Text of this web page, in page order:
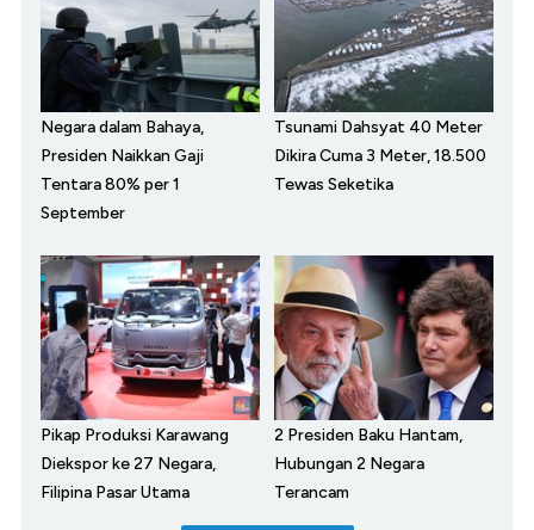
Negara dalam Bahaya,
Presiden Naikkan Gaji
Tentara 80% per 1
September
Tsunami Dahsyat 40 Meter
Dikira Cuma 3 Meter, 18.500
Tewas Seketika
Pikap Produksi Karawang
Diekspor ke 27 Negara,
Filipina Pasar Utama
2 Presiden Baku Hantam,
Hubungan 2 Negara
Terancam